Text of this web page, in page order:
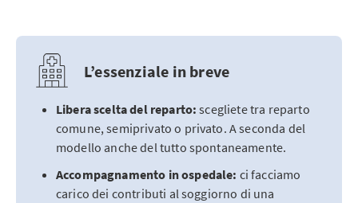
L’essenziale in breve
Libera scelta del reparto: scegliete tra reparto
comune, semiprivato o privato. A seconda del
modello anche del tutto spontaneamente.
Accompagnamento in ospedale: ci facciamo
carico dei contributi al soggiorno di una